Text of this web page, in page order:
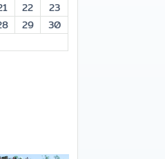
22
23
29
30